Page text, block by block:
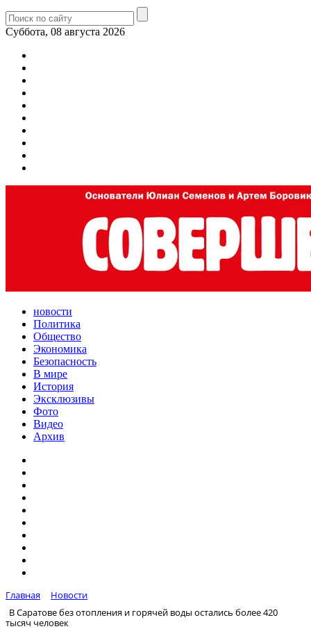
Суббота, 08 августа 2026
новости
Политика
Общество
Экономика
Безопасность
В мире
История
Эксклюзивы
Фото
Видео
Архив
Главная
Новости
В Саратове без отопления и горячей воды остались более 420
тысяч человек